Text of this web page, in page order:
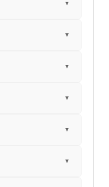
▼
▼
▼
▼
▼
▼